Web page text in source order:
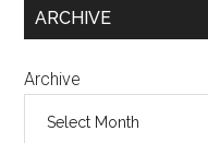
ARCHIVE
Archive